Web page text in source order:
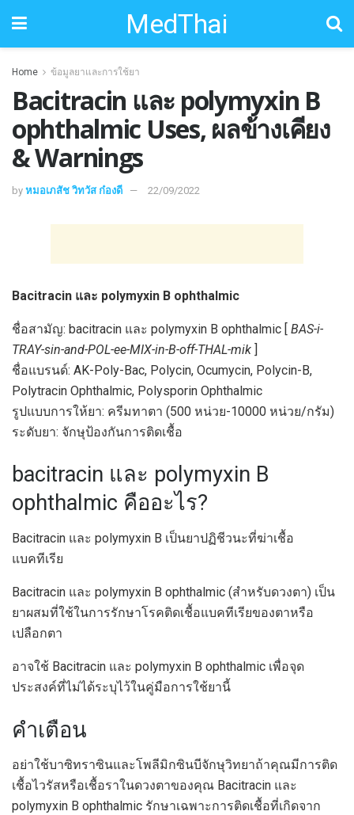
MedThai
Home ข้อมูลยาและการใช้ยา
Bacitracin และ polymyxin B
ophthalmic Uses, ผลข้างเคียง
& Warnings
by หมอเภสัช วิทวัส ก๋องดี 22/09/2022
Bacitracin และ polymyxin B ophthalmic
ชื่อสามัญ: bacitracin และ polymyxin B ophthalmic [ BAS-i-
TRAY-sin-and-POL-ee-MIX-in-B-off-THAL-mik ]
ชื่อแบรนด์: AK-Poly-Bac, Polycin, Ocumycin, Polycin-B,
Polytracin Ophthalmic, Polysporin Ophthalmic
รูปแบบการให้ยา: ครีมทาตา (500 หน่วย-10000 หน่วย/กรัม)
ระดับยา: จักษุป้องกันการติดเชื้อ
bacitracin และ polymyxin B
ophthalmic คืออะไร?
Bacitracin และ polymyxin B เป็นยาปฏิชีวนะที่ฆ่าเชื้อ
แบคทีเรีย
Bacitracin และ polymyxin B ophthalmic (สำหรับดวงตา) เป็น
ยาผสมที่ใช้ในการรักษาโรคติดเชื้อแบคทีเรียของตาหรือ
เปลือกตา
อาจใช้ Bacitracin และ polymyxin B ophthalmic เพื่อจุด
ประสงค์ที่ไม่ได้ระบุไว้ในคู่มือการใช้ยานี้
คำเตือน
อย่าใช้บาซิทราซินและโพลีมิกซินบีจักษุวิทยาถ้าคุณมีการติด
เชื้อไวรัสหรือเชื้อราในดวงตาของคุณ Bacitracin และ
polymyxin B ophthalmic รักษาเฉพาะการติดเชื้อที่เกิดจาก